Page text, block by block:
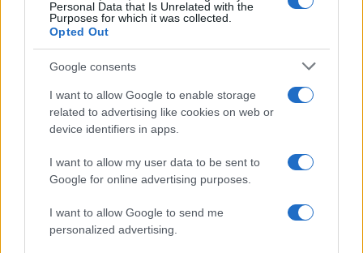
Personal Data that Is Unrelated with the
Purposes for which it was collected.
Opted Out
Google consents
I want to allow Google to enable storage
related to advertising like cookies on web or
device identifiers in apps.
I want to allow my user data to be sent to
Google for online advertising purposes.
I want to allow Google to send me
personalized advertising.
plátano deshidratadas del horno cuando estén
crujientes y se sequen al tacto.
Los tiempos de secado de los plátanos en hornos
de convección suelen ser similares a los
reportados para los deshidratadores. Los hornos
convencionales, por otro lado, son mucho menos
predecibles y, en algunos casos, la deshidratación
de los plátanos en un horno convencional puede
tardar hasta tres veces más tiempo en secarse en
un deshidratador.